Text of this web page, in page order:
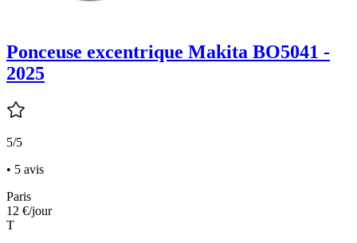
Ponceuse excentrique Makita BO5041 -
2025
5/5
• 5 avis
Paris
12 €/jour
T